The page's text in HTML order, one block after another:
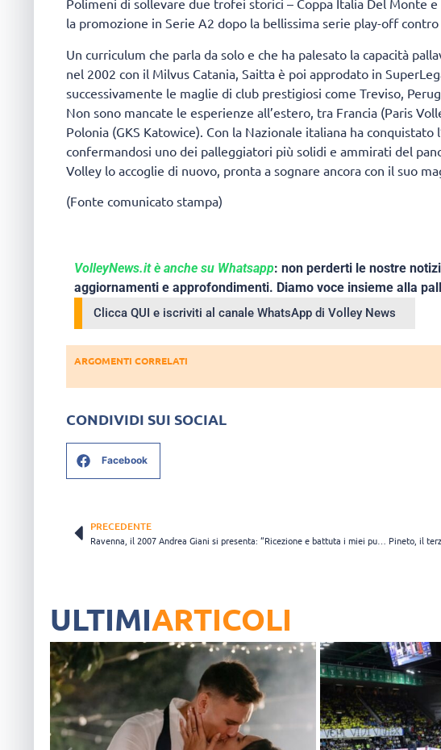
Polimeni di sollevare due trofei storici – Coppa Italia Del Monte
la promozione in Serie A2 dopo la bellissima serie play-off
Un curriculum che parla da solo e che ha palesato la capacità
nel 2002 con il Milvus Catania, Saitta è poi approdato in
successivamente le maglie di club prestigiosi come Treviso,
Non sono mancate le esperienze all’estero, tra Francia (Paris
Polonia (GKS Katowice). Con la Nazionale italiana ha conquistato
confermandosi uno dei palleggiatori più solidi e ammirati del
Volley lo accoglie di nuovo, pronta a sognare ancora con il suo
(Fonte comunicato stampa)
VolleyNews.it è anche su Whatsapp: non perderti le nostre
aggiornamenti e approfondimenti. Diamo voce insieme alla
Clicca QUI e iscriviti al canale WhatsApp di Volley News
ARGOMENTI CORRELATI
CONDIVIDI SUI SOCIAL
Facebook
PRECEDENTE
ULTIMIARTICOLI